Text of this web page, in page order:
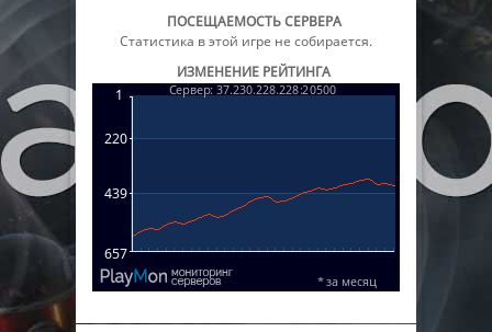
ПОСЕЩАЕМОСТЬ СЕРВЕРА
Статистика в этой игре не собирается.
ИЗМЕНЕНИЕ РЕЙТИНГА